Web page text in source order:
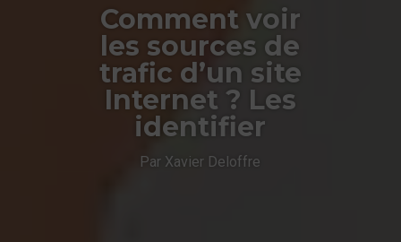
Comment voir
les sources de
trafic d’un site
Internet ? Les
identifier
Par Xavier Deloffre